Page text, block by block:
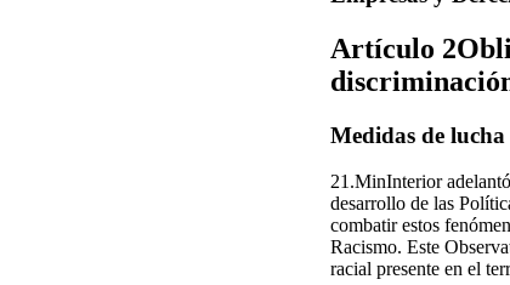
Artículo
Medidas de
21.MinInterior
desarrollo de las
combatir estos
Racismo. Este
racial presente en el